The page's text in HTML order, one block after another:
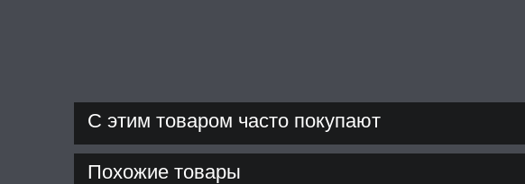
С этим товаром часто покупают
Похожие товары